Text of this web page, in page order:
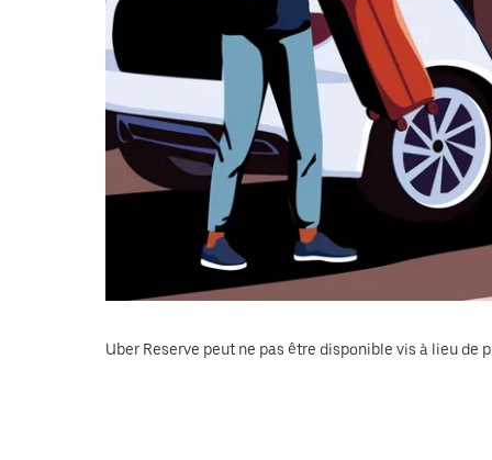
Uber Reserve peut ne pas être disponible vis à lieu de